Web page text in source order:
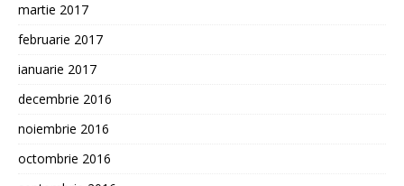
martie 2017
februarie 2017
ianuarie 2017
decembrie 2016
noiembrie 2016
octombrie 2016